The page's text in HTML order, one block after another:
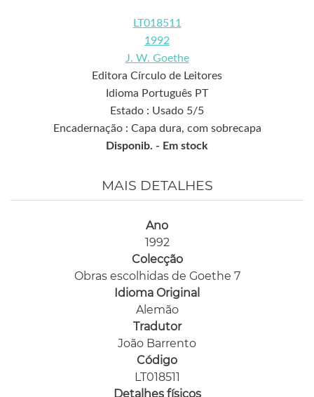
LT018511
1992
J. W. Goethe
Editora Círculo de Leitores
Idioma Português PT
Estado : Usado 5/5
Encadernação : Capa dura, com sobrecapa
Disponib. - Em stock
MAIS DETALHES
Ano
1992
Colecção
Obras escolhidas de Goethe 7
Idioma Original
Alemão
Tradutor
João Barrento
Código
LT018511
Detalhes físicos